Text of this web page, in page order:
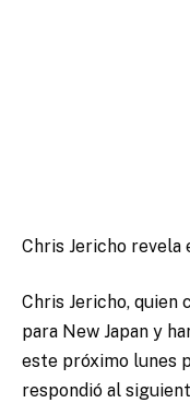
Chris Jericho revela
Chris Jericho, quien
para New Japan y
este próximo lunes
respondió al